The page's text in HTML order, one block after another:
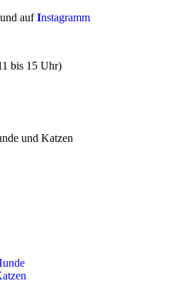
und aufInstagramm
bis 15 Uhr)
und Katzen